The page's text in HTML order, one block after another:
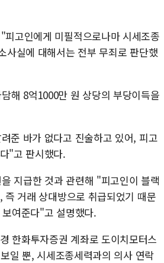
고인에게 미필적으로나마 시세조종
사실에 대해서는 전부 무죄로 판단했
해 8억1000만 원 상당의 부당이득을
준 바가 없다고 진술하고 있어, 피고
"고 판시했다.
지급한 것과 관련해 "피고인이 블랙
거래 상대방으로 취급되었기 때문
여준다"고 설명했다.
한화투자증권 계좌로 도이치모터스
일 뿐, 시세조종세력과의 의사 연락